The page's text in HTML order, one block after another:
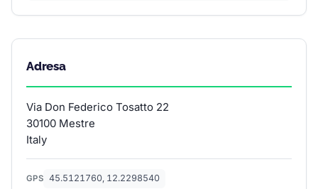
Adresa
Via Don Federico Tosatto 22
30100 Mestre
Italy
GPS 45.5121760, 12.2298540